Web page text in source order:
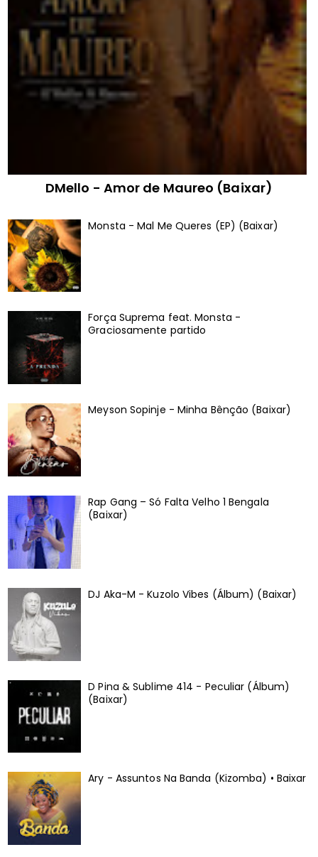
DMello - Amor de Maureo (Baixar)
Monsta - Mal Me Queres (EP) (Baixar)
Força Suprema feat. Monsta -
Graciosamente partido
Meyson Sopinje - Minha Bênção (Baixar)
Rap Gang – Só Falta Velho 1 Bengala
(Baixar)
DJ Aka-M - Kuzolo Vibes (Álbum) (Baixar)
D Pina & Sublime 414 - Peculiar (Álbum)
(Baixar)
Ary - Assuntos Na Banda (Kizomba) • Baixar